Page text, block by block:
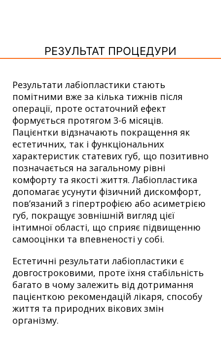
РЕЗУЛЬТАТ ПРОЦЕДУРИ
Результати лабіопластики стають
помітними вже за кілька тижнів після
операції, проте остаточний ефект
формується протягом 3-6 місяців.
Пацієнтки відзначають покращення як
естетичних, так і функціональних
характеристик статевих губ, що позитивно
позначається на загальному рівні
комфорту та якості життя. Лабіопластика
допомагає усунути фізичний дискомфорт,
пов’язаний з гіпертрофією або асиметрією
губ, покращує зовнішній вигляд цієї
інтимної області, що сприяє підвищенню
самооцінки та впевненості у собі.
Естетичні результати лабіопластики є
довгостроковими, проте їхня стабільність
багато в чому залежить від дотримання
пацієнткою рекомендацій лікаря, способу
життя та природних вікових змін
організму.